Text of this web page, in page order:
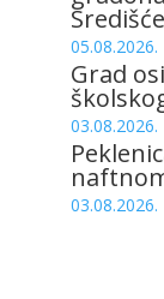
Središće
05.08.2026.
Grad
03.08.2026.
03.08.2026.